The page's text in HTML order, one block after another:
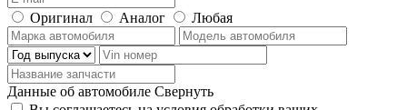
Оригинал Аналог Любая
Данные об автомобиле Свернуть